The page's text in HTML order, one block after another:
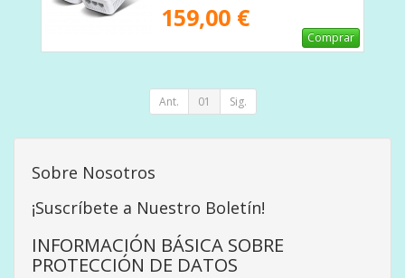
159,00 €
Comprar
Ant. 01 Sig.
Sobre Nosotros
¡Suscríbete a Nuestro Boletín!
INFORMACIÓN BÁSICA SOBRE
PROTECCIÓN DE DATOS